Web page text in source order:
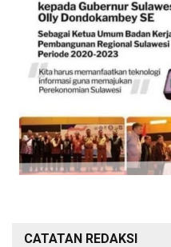
CATATAN REDAKSI